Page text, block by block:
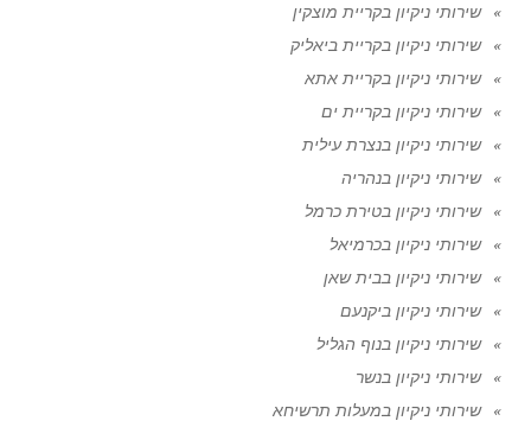
שירותי ניקיון בקריית מוצקין
שירותי ניקיון בקריית ביאליק
שירותי ניקיון בקריית אתא
שירותי ניקיון בקריית ים
שירותי ניקיון בנצרת עילית
שירותי ניקיון בנהריה
שירותי ניקיון בטירת כרמל
שירותי ניקיון בכרמיאל
שירותי ניקיון בבית שאן
שירותי ניקיון ביקנעם
שירותי ניקיון בנוף הגליל
שירותי ניקיון בנשר
שירותי ניקיון במעלות תרשיחא